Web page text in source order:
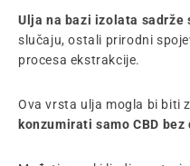
Ulja na bazi izolata sadrže
slučaju, ostali prirodni
procesa ekstrakcije.
Ova vrsta ulja mogla bi biti
konzumirati samo CBD